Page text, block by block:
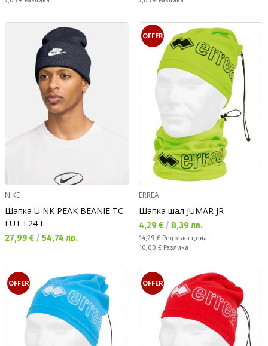
NIKE
Шапка U NK PEAK BEANIE TC
FUT F24 L
Текуща цена:
27,99 € / 54,74 лв.
OFFER
ERREA
Шапка шал JUMAR JR
Текуща цена:
4,29 € / 8,39 лв.
Редовна цена:
14,29 € Редовна цена
Спестявате:
10,00 € Разлика
OFFER OFFER